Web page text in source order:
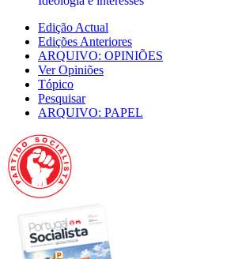
Edição Actual
Edições Anteriores
ARQUIVO: OPINIÕES
Ver Opiniões
Tópico
Pesquisar
ARQUIVO: PAPEL